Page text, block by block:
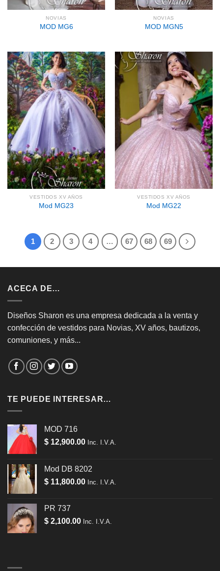
NOVIAS
MOD MG6
NOVIAS
MOD MGN5
VESTIDOS XV AÑOS
Mod MG23
VESTIDOS XV AÑOS
Mod MG22
1 2 3 4 … 67 68 69
ACECA DE…
Diseños Sharon es una empresa dedicada a la venta y
confección de vestidos para Novias, XV años, bautizos,
comuniones, y más...
TE PUEDE INTERESAR…
MOD 716
$ 12,900.00 Inc. I.V.A.
Mod DB 8202
$ 11,800.00 Inc. I.V.A.
PR 737
$ 2,100.00 Inc. I.V.A.